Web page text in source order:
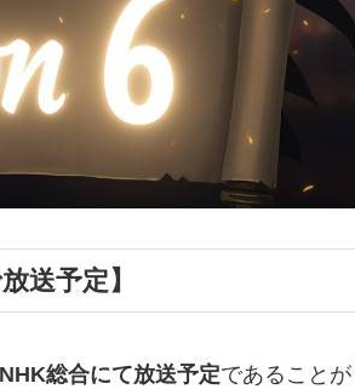
送予定】
総合にて放送予定であることが